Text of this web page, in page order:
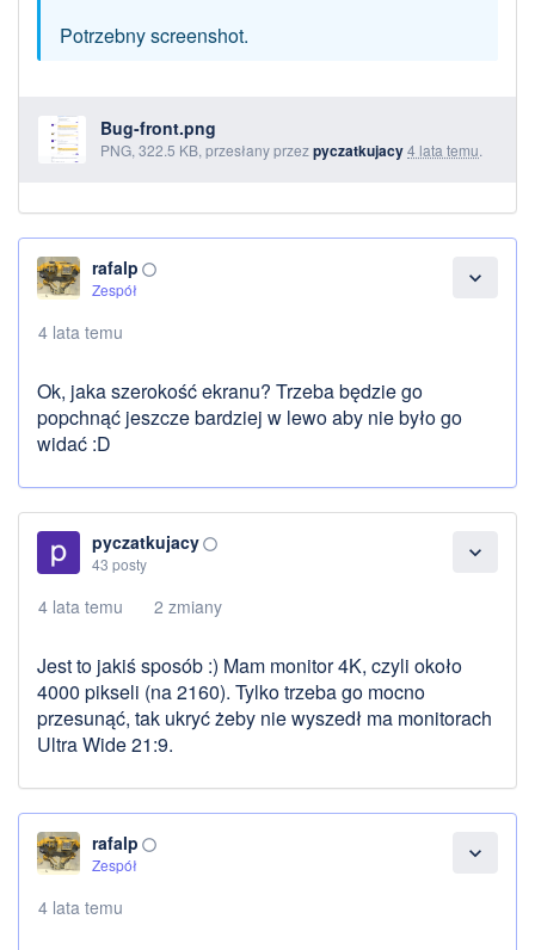
Potrzebny screenshot.
Bug-front.png
PNG, 322.5 KB, przesłany przezpyczatkujacy4 lata temu.
expand_more
rafalp panorama_fish_eye
Zespół
4 lata temu
Ok, jaka szerokość ekranu? Trzeba będzie go
popchnąć jeszcze bardziej w lewo aby nie było go
widać :D
expand_more
pyczatkujacy panorama_fish_eye
43 posty
4 lata temu 2 zmiany
Jest to jakiś sposób :) Mam monitor 4K, czyli około
4000 pikseli (na 2160). Tylko trzeba go mocno
przesunąć, tak ukryć żeby nie wyszedł ma monitorach
Ultra Wide 21:9.
expand_more
rafalp panorama_fish_eye
Zespół
4 lata temu